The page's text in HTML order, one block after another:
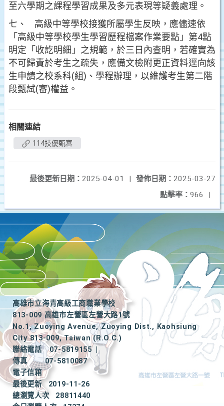
至六學期之課程學習成果及多元表現等疑義處理。
七、 高級中等學校接獲所屬學生反映，應儘速依
「高級中等學校學生學習歷程檔案作業要點」第4點
明定「收訖明細」之規範，於三日內查明，若確實為
不可歸責於考生之疏失，應備文檢附更正資料逕向該
生申請之校系科(組)、學程辦理，以維護考生第二階
段甄試(審)權益。
相關連結
114技優甄審
發佈日期： 2025-03-27
最後更新日期： 2025-04-01
|
點擊率： 966 |
高雄市立海青高級工商職業學校
813-009 高雄市左營區左營大路1號
No.1, Zuoying Avenue, Zuoying Dist., Kaohsiung
City 813-009, Taiwan (R.O.C.)
聯絡電話
07-5819155
|
傳真
07-5810087
電子信箱
最後更新
2019-11-26
總瀏覽人次
28811440